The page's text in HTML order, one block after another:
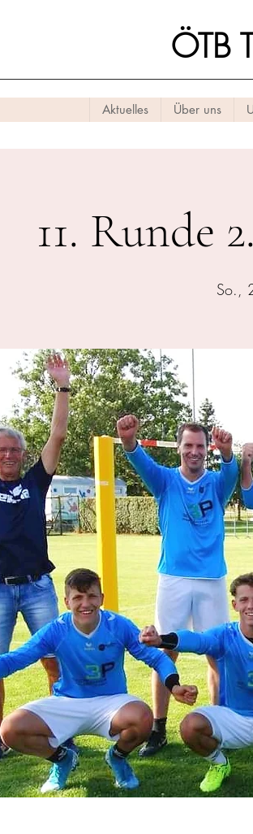
ÖTB
Aktuelles Über uns
11. Runde
So.,